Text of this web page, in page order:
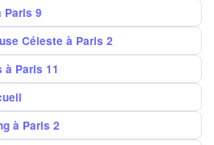
Paris 9
Céleste à Paris 2
à Paris 11
à Paris 2